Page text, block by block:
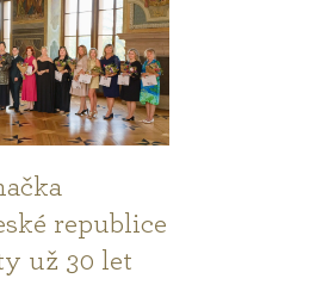
republice
už 30 let